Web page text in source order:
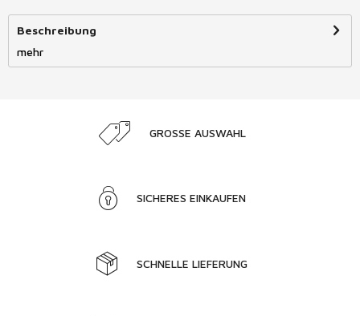
Beschreibung
mehr
GROSSE AUSWAHL
SICHERES EINKAUFEN
SCHNELLE LIEFERUNG